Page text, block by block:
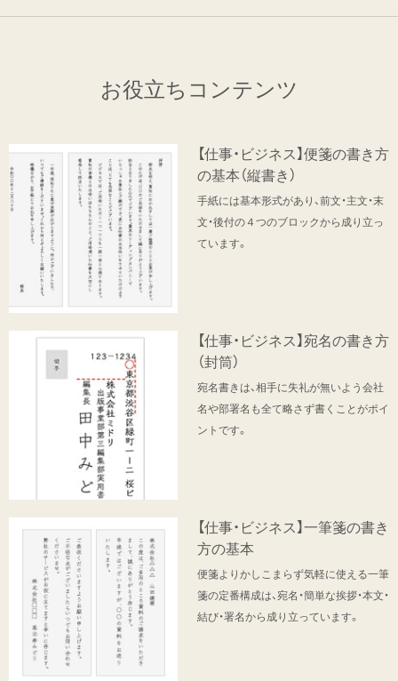
お役立ちコンテンツ
【仕事・ビジネス】便箋の書き方
の基本（縦書き）
手紙には基本形式があり、前文・主文・末
文・後付の４つのブロックから成り立っ
ています。
【仕事・ビジネス】宛名の書き方
（封筒）
宛名書きは、相手に失礼が無いよう会社
名や部署名も全て略さず書くことがポイ
ントです。
【仕事・ビジネス】一筆箋の書き
方の基本
便箋よりかしこまらず気軽に使える一筆
箋の定番構成は、宛名・簡単な挨拶・本文・
結び・署名から成り立っています。